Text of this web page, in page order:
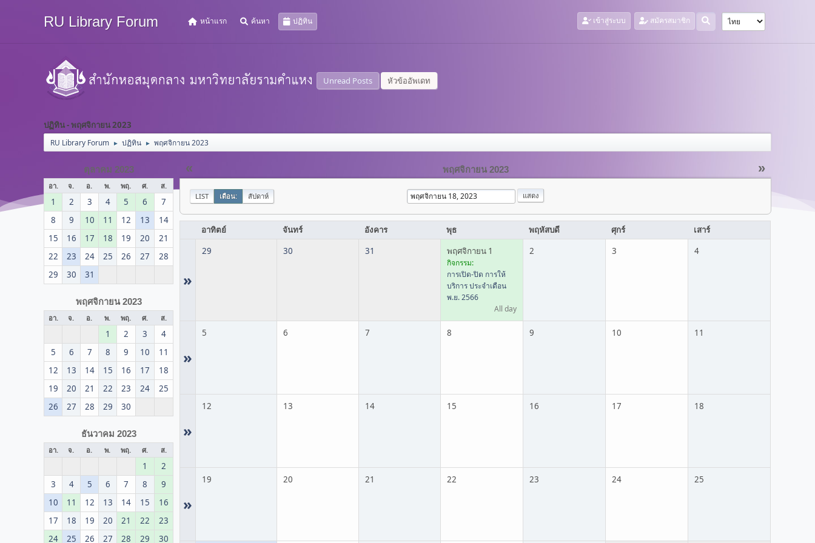
RU Library Forum หน้าแรก ค้นหา ปฏิทิน เข้าสู่ระบบ สมัครสมาชิก
Unread Posts หัวข้ออัพเดท
ปฏิทิน - พฤศจิกายน 2023
RU Library Forum ► ปฏิทิน ► พฤศจิกายน 2023
ตุลาคม 2023
อา. จ. อ. พ. พฤ. ศ. ส.
1 2 3 4 5 6
7
8
9 10 11 12 13
14
15
16 17 18 19 20
21
22
23 24 25 26 27
28
29
30 31
พฤศจิกายน 2023
อา. จ. อ. พ. พฤ. ศ. ส.
1 2 3
4
5
6 7 8 9 10
11
12
13 14 15 16 17
18
19
20 21 22 23 24
25
26
27 28 29 30
ธันวาคม 2023
อา. จ. อ. พ. พฤ. ศ. ส.
1
2
3
4 5 6 7 8
9
10
11 12 13 14 15
16
17
18 19 20 21 22
23
24
25 26 27 28 29 30
« »
พฤศจิกายน 2023
LIST เดือน: สัปดาห์
อาทิตย์ จันทร์ อังคาร พุธ พฤหัสบดี ศุกร์ เสาร์
»
29 30 31 พฤศจิกายน 1
กิจกรรม:
การเปิด-ปิด การให้
บริการ ประจำเดือน
พ.ย. 2566
All day
2 3 4
»
5 6 7 8 9 10 11
»
12 13 14 15 16 17 18
»
19 20 21 22 23 24 25